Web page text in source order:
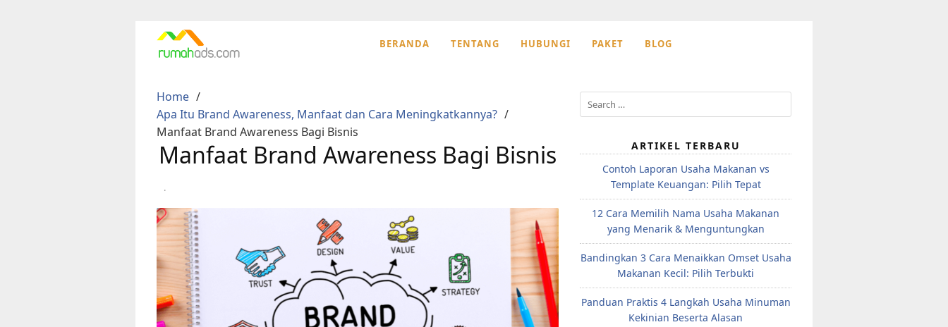
BERANDA TENTANG HUBUNGI PAKET BLOG
Home
Apa Itu Brand Awareness, Manfaat dan Cara Meningkatkannya?
Manfaat Brand Awareness Bagi Bisnis
Manfaat Brand Awareness Bagi Bisnis
·
Search
for:
ARTIKEL TERBARU
Contoh Laporan Usaha Makanan vs
Template Keuangan: Pilih Tepat
12 Cara Memilih Nama Usaha Makanan
yang Menarik & Menguntungkan
Bandingkan 3 Cara Menaikkan Omset Usaha
Makanan Kecil: Pilih Terbukti
Panduan Praktis 4 Langkah Usaha Minuman
Kekinian Beserta Alasan